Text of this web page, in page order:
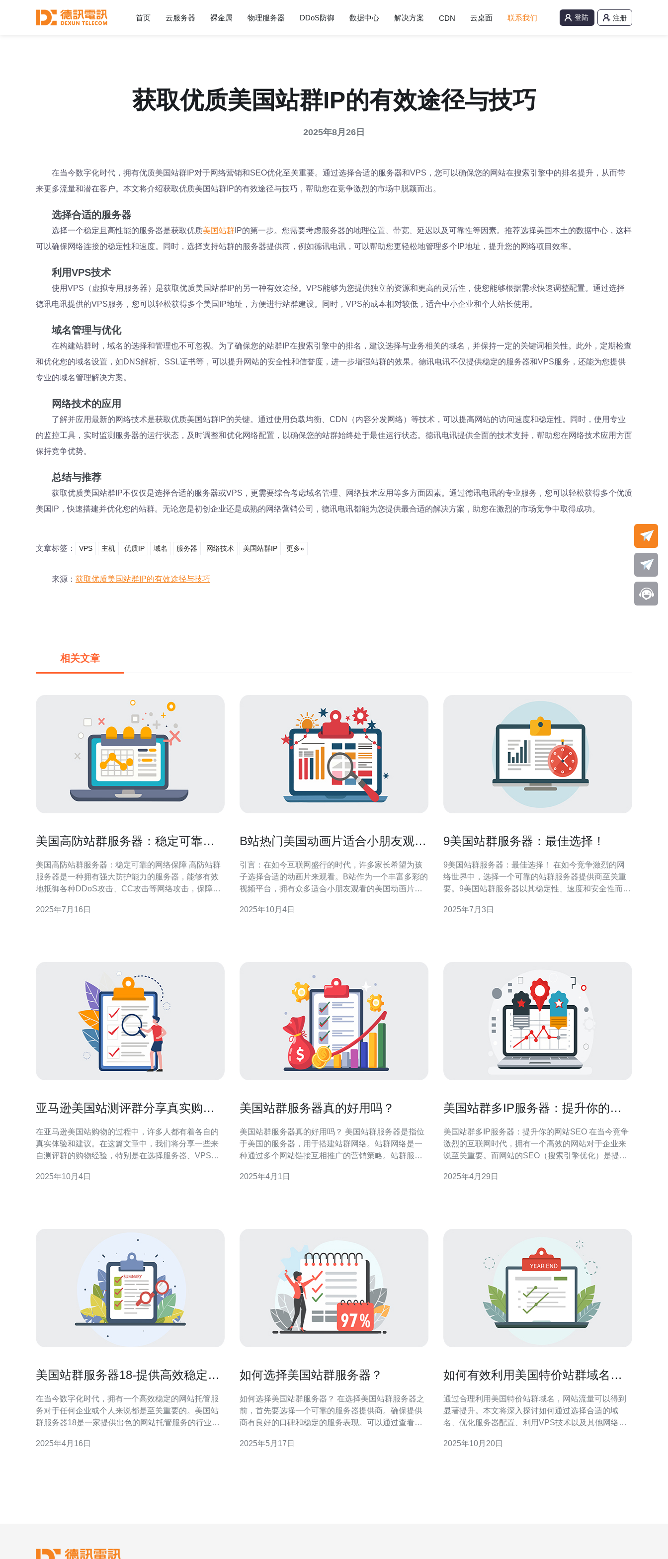
首页 云服务器 裸金属 物理服务器 DDoS防御 数据中心 解决方案 CDN 云桌面 联系我们 登陆 注册
获取优质美国站群IP的有效途径与技巧
2025年8月26日
在当今数字化时代，拥有优质美国站群IP对于网络营销和SEO优化至关重要。通过选择合适的服务器和VPS，您可以确保您的网站在搜索引擎中的排名提升，从而带
来更多流量和潜在客户。本文将介绍获取优质美国站群IP的有效途径与技巧，帮助您在竞争激烈的市场中脱颖而出。
选择合适的服务器
选择一个稳定且高性能的服务器是获取优质美国站群 IP的第一步。您需要考虑服务器的地理位置、带宽、延迟以及可靠性等因素。推荐选择美国本土的数据中心，这样
可以确保网络连接的稳定性和速度。同时，选择支持站群的服务器提供商，例如德讯电讯，可以帮助您更轻松地管理多个IP地址，提升您的网络项目效率。
利用VPS技术
使用VPS（虚拟专用服务器）是获取优质美国站群IP的另一种有效途径。VPS能够为您提供独立的资源和更高的灵活性，使您能够根据需求快速调整配置。通过选择
德讯电讯提供的VPS服务，您可以轻松获得多个美国IP地址，方便进行站群建设。同时，VPS的成本相对较低，适合中小企业和个人站长使用。
域名管理与优化
在构建站群时，域名的选择和管理也不可忽视。为了确保您的站群IP在搜索引擎中的排名，建议选择与业务相关的域名，并保持一定的关键词相关性。此外，定期检查
和优化您的域名设置，如DNS解析、SSL证书等，可以提升网站的安全性和信誉度，进一步增强站群的效果。德讯电讯不仅提供稳定的服务器和VPS服务，还能为您提供
专业的域名管理解决方案。
网络技术的应用
了解并应用最新的网络技术是获取优质美国站群IP的关键。通过使用负载均衡、CDN（内容分发网络）等技术，可以提高网站的访问速度和稳定性。同时，使用专业
的监控工具，实时监测服务器的运行状态，及时调整和优化网络配置，以确保您的站群始终处于最佳运行状态。德讯电讯提供全面的技术支持，帮助您在网络技术应用方面
保持竞争优势。
总结与推荐
获取优质美国站群IP不仅仅是选择合适的服务器或VPS，更需要综合考虑域名管理、网络技术应用等多方面因素。通过德讯电讯的专业服务，您可以轻松获得多个优质
美国IP，快速搭建并优化您的站群。无论您是初创企业还是成熟的网络营销公司，德讯电讯都能为您提供最合适的解决方案，助您在激烈的市场竞争中取得成功。
文章标签： VPS 主机 优质IP 域名 服务器 网络技术 美国站群IP 更多»
来源： 获取优质美国站群IP的有效途径与技巧
相关文章
美国高防站群服务器：稳定可靠的
美国高防站群服务器：稳定可靠的网络保障 高防站群
服务器是一种拥有强大防护能力的服务器，能够有效
地抵御各种DDoS攻击、CC攻击等网络攻击，保障网
进的网络基础设施和技术，选择美国高防站群服务器
2025年7月16日
B站热门美国动画片适合小朋友观看
引言：在如今互联网盛行的时代，许多家长希望为孩
子选择合适的动画片来观看。B站作为一个丰富多彩的
视频平台，拥有众多适合小朋友观看的美国动画片。
的观看步骤和选择指南。 1. 选择合适的动画片 1.1 确
2025年10月4日
9美国站群服务器：最佳选择！
9美国站群服务器：最佳选择！ 在如今竞争激烈的网
络世界中，选择一个可靠的站群服务器提供商至关重
要。9美国站群服务器以其稳定性、速度和安全性而闻
采用最新的硬件设备和先进的技术，确保服务器的稳
2025年7月3日
亚马逊美国站测评群分享真实购物
在亚马逊美国站购物的过程中，许多人都有着各自的
真实体验和建议。在这篇文章中，我们将分享一些来
自测评群的购物经验，特别是在选择服务器、VPS、
们也会推荐德讯电讯作为一个优质的网络解决方案提
2025年10月4日
美国站群服务器真的好用吗？
美国站群服务器真的好用吗？ 美国站群服务器是指位
于美国的服务器，用于搭建站群网络。站群网络是一
种通过多个网站链接互相推广的营销策略。站群服务
够更好地管理和运营站群网络。 美国站群服务器有以
2025年4月1日
美国站群多IP服务器：提升你的网
美国站群多IP服务器：提升你的网站SEO 在当今竞争
激烈的互联网时代，拥有一个高效的网站对于企业来
说至关重要。而网站的SEO（搜索引擎优化）是提升
群多IP服务器，以及如何通过它来提升你的网站
2025年4月29日
美国站群服务器18-提供高效稳定的
在当今数字化时代，拥有一个高效稳定的网站托管服
务对于任何企业或个人来说都是至关重要的。美国站
群服务器18是一家提供出色的网站托管服务的行业领
国站群服务器18拥有先进的服务器设施，包括高速网
2025年4月16日
如何选择美国站群服务器？
如何选择美国站群服务器？ 在选择美国站群服务器之
前，首先要选择一个可靠的服务器提供商。确保提供
商有良好的口碑和稳定的服务表现。可以通过查看用
配置直接影响网站的加载速度和稳定性。因此，选择
2025年5月17日
如何有效利用美国特价站群域名提
通过合理利用美国特价站群域名，网站流量可以得到
显著提升。本文将深入探讨如何通过选择合适的域
名、优化服务器配置、利用VPS技术以及其他网络技
的高性价比服务，以助力您的网络项目取得成功。 选
2025年10月20日